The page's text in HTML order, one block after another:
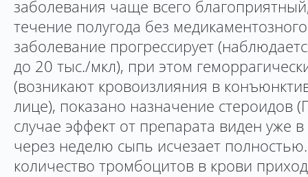
заболевания чаще всего
течение полугода без
заболевание прогрессирует
до 20 тыс./мкл), при этом
(возникают кровоизлияния в
лице), показано назначение стероидов
случае эффект от препарата виден уже
через неделю сыпь исчезает
количество тромбоцитов в крови